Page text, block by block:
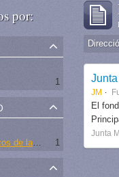
por:
1
Dirección de Estudios Históricos de la Fuerza Aérea
1
JM
El
Junta